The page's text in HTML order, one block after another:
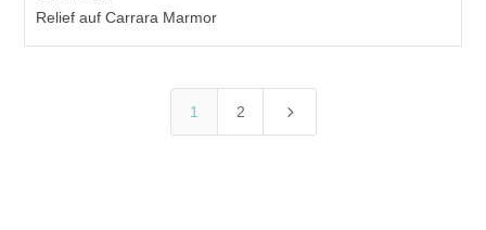
Relief auf Carrara Marmor
1 2 5